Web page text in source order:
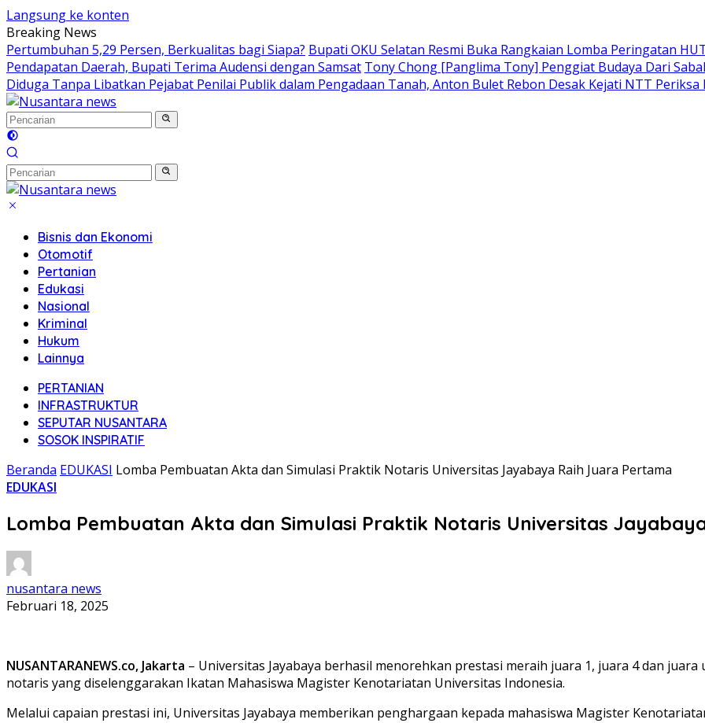
Langsung ke konten
Breaking News
Pertumbuhan 5,29 Persen, Berkualitas bagi Siapa? Bupati OKU Selatan Resmi Buka Rangkaian Lomba Peringatan
Pendapatan Daerah, Bupati Terima Audensi dengan Samsat Tony Chong [Panglima Tony] Penggiat Budaya Dari
Diduga Tanpa Libatkan Pejabat Penilai Publik dalam Pengadaan Tanah, Anton Bulet Rebon Desak Kejati NTT Periksa
Bisnis dan Ekonomi
Otomotif
Pertanian
Edukasi
Nasional
Kriminal
Hukum
Lainnya
PERTANIAN
INFRASTRUKTUR
SEPUTAR NUSANTARA
SOSOK INSPIRATIF
Beranda EDUKASI Lomba Pembuatan Akta dan Simulasi Praktik Notaris Universitas Jayabaya Raih Juara Pertama
EDUKASI
Lomba Pembuatan Akta dan Simulasi Praktik Notaris Universitas
nusantara news
Februari 18, 2025
NUSANTARANEWS.co, Jakarta – Universitas Jayabaya berhasil menorehkan prestasi meraih juara 1, juara 4 dan
notaris yang diselenggarakan Ikatan Mahasiswa Magister Kenotariatan Universitas Indonesia.
Melalui capaian prestasi ini, Universitas Jayabaya memberikan penghargaan kepada mahasiswa Magister